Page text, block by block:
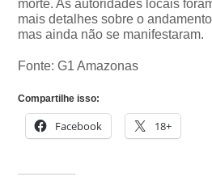
morte. As autoridades locais
mais detalhes sobre o
mas ainda não se manifestaram.
Fonte: G1 Amazonas
Compartilhe isso:
Facebook 18+